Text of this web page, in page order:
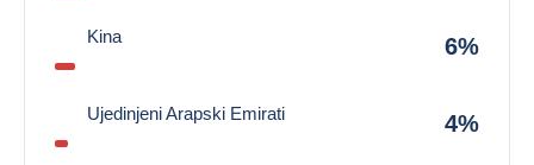
Kina 6%
Ujedinjeni Arapski Emirati 4%